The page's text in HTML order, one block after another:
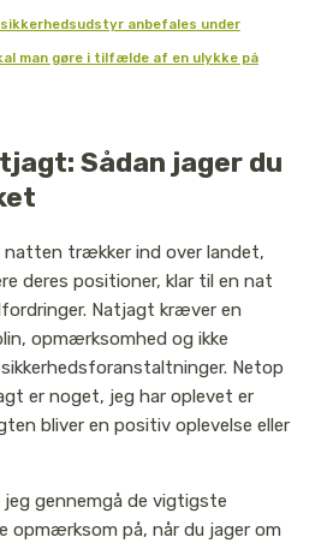
anbefales under
man gøre i tilfælde af en ulykke på
Sådan jager du
natten trækker ind over landet,
deres positioner, klar til en nat
Natjagt kræver en
opmærksomhed og ikke
Netop
er noget, jeg har oplevet er
bliver en positiv oplevelse eller
gennemgå de vigtigste
opmærksom på, når du jager om